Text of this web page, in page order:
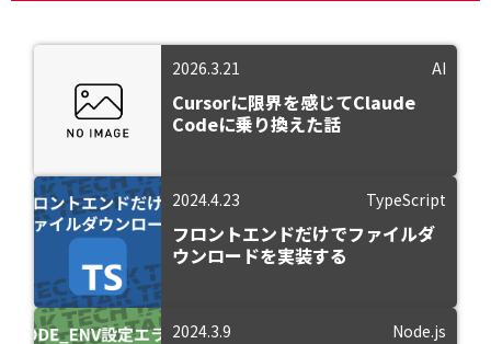
2026.3.21 AI
Cursorに限界を感じてClaude
Codeに乗り換えた話
2024.4.23 TypeScript
フロントエンドだけでファイルダ
ウンロードを実装する
2024.3.9 Node.js